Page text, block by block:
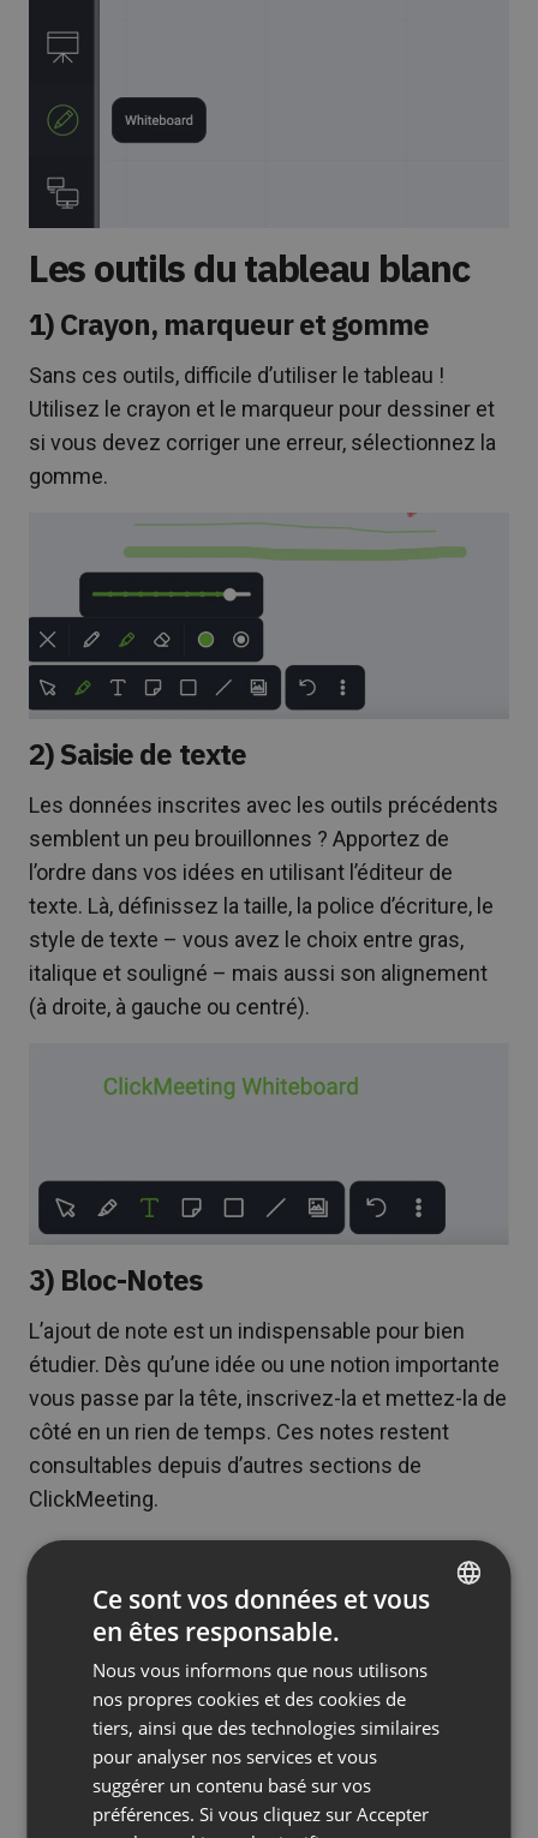
Les outils du tableau blanc
1) Crayon, marqueur et gomme
Sans ces outils, difficile d’utiliser le tableau !
Utilisez le crayon et le marqueur pour dessiner et
si vous devez corriger une erreur, sélectionnez la
gomme.
2) Saisie de texte
Les données inscrites avec les outils précédents
semblent un peu brouillonnes ? Apportez de
l’ordre dans vos idées en utilisant l’éditeur de
texte. Là, définissez la taille, la police d’écriture, le
style de texte – vous avez le choix entre gras,
italique et souligné – mais aussi son alignement
(à droite, à gauche ou centré).
3) Bloc-Notes
L’ajout de note est un indispensable pour bien
étudier. Dès qu’une idée ou une notion importante
vous passe par la tête, inscrivez-la et mettez-la de
côté en un rien de temps. Ces notes restent
consultables depuis d’autres sections de
ClickMeeting.
FRENCH
GERMAN
Ce sont vos données et vous
en êtes responsable.
Nous vous informons que nous utilisons
nos propres cookies et des cookies de
tiers, ainsi que des technologies similaires
pour analyser nos services et vous
suggérer un contenu basé sur vos
préférences. Si vous cliquez sur Accepter